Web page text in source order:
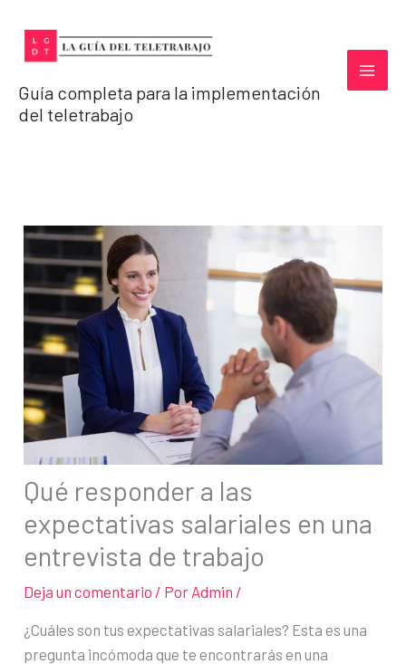
contenido
Guía completa para la implementación
del teletrabajo
Qué responder a las
expectativas salariales en una
entrevista de trabajo
Deja un comentario / Por Admin /
¿Cuáles son tus expectativas salariales? Esta es una
pregunta incómoda que te encontrarás en una